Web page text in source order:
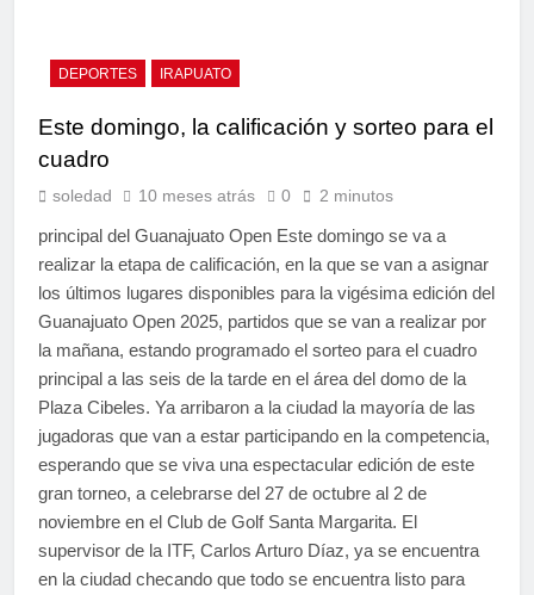
DEPORTES IRAPUATO
Este domingo, la calificación y sorteo para el
cuadro
soledad 10 meses atrás 0 2 minutos
principal del Guanajuato Open Este domingo se va a
realizar la etapa de calificación, en la que se van a asignar
los últimos lugares disponibles para la vigésima edición del
Guanajuato Open 2025, partidos que se van a realizar por
la mañana, estando programado el sorteo para el cuadro
principal a las seis de la tarde en el área del domo de la
Plaza Cibeles. Ya arribaron a la ciudad la mayoría de las
jugadoras que van a estar participando en la competencia,
esperando que se viva una espectacular edición de este
gran torneo, a celebrarse del 27 de octubre al 2 de
noviembre en el Club de Golf Santa Margarita. El
supervisor de la ITF, Carlos Arturo Díaz, ya se encuentra
en la ciudad checando que todo se encuentra listo para